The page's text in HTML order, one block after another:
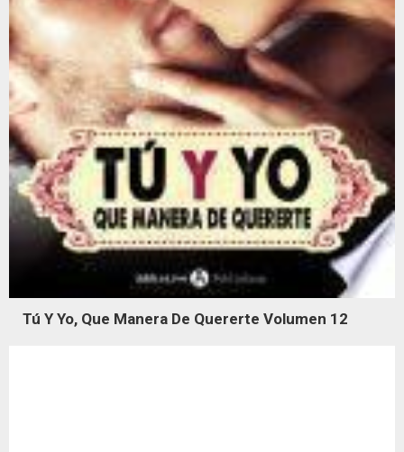
Tú Y Yo, Que Manera De Quererte Volumen 12